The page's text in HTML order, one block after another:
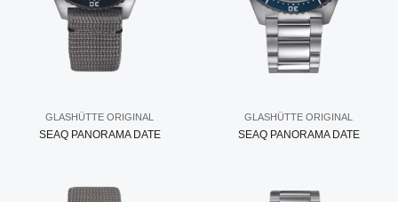
GLASHÜTTE ORIGINAL
SEAQ PANORAMA DATE
GLASHÜTTE ORIGINAL
SEAQ PANORAMA DATE